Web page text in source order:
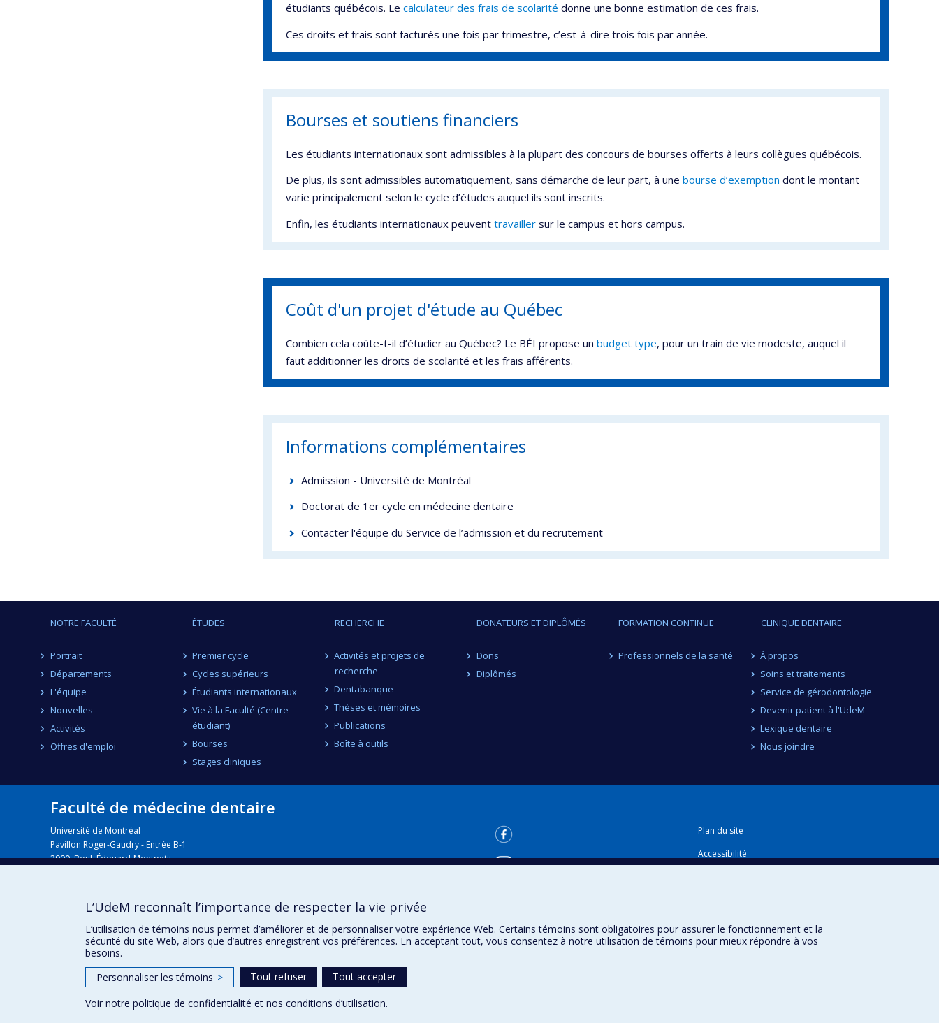
étudiants québécois. Le calculateur des frais de scolarité donne une bonne estimation de ces frais.
Ces droits et frais sont facturés une fois par trimestre, c’est-à-dire trois fois par année.
Bourses et soutiens financiers
Les étudiants internationaux sont admissibles à la plupart des concours de bourses offerts à leurs collègues québécois.
De plus, ils sont admissibles automatiquement, sans démarche de leur part, à une bourse d’exemption dont le montant
varie principalement selon le cycle d’études auquel ils sont inscrits.
Enfin, les étudiants internationaux peuvent travailler sur le campus et hors campus.
Coût d'un projet d'étude au Québec
Combien cela coûte-t-il d’étudier au Québec? Le BÉI propose un budget type, pour un train de vie modeste, auquel il
faut additionner les droits de scolarité et les frais afférents.
Informations complémentaires
Admission - Université de Montréal
Doctorat de 1er cycle en médecine dentaire
Contacter l'équipe du Service de l’admission et du recrutement
NOTRE FACULTÉ
Portrait
Départements
L'équipe
Nouvelles
Activités
Offres d'emploi
ÉTUDES
Premier cycle
Cycles supérieurs
Étudiants internationaux
Vie à la Faculté (Centre
étudiant)
Bourses
Stages cliniques
RECHERCHE
Activités et projets de
recherche
Dentabanque
Thèses et mémoires
Publications
Boîte à outils
DONATEURS ET DIPLÔMÉS
Dons
Diplômés
FORMATION CONTINUE
Professionnels de la santé
CLINIQUE DENTAIRE
À propos
Soins et traitements
Service de gérodontologie
Devenir patient à l'UdeM
Lexique dentaire
Nous joindre
Faculté de médecine dentaire
Université de Montréal
Pavillon Roger-Gaudry - Entrée B-1
2900, Boul. Édouard-Montpetit
Plan du site
Accessibilité
Confidentialité Conditions d’utilisation Paramètres des témoins
L’UdeM reconnaît l’importance de respecter la vie privée
L’utilisation de témoins nous permet d’améliorer et de personnaliser votre expérience Web. Certains témoins sont obligatoires pour assurer le fonctionnement et la
sécurité du site Web, alors que d’autres enregistrent vos préférences. En acceptant tout, vous consentez à notre utilisation de témoins pour mieux répondre à vos
besoins.
Personnaliser les témoins > Tout refuser
Tout accepter
Voir notre politique de confidentialité et nos conditions d’utilisation.